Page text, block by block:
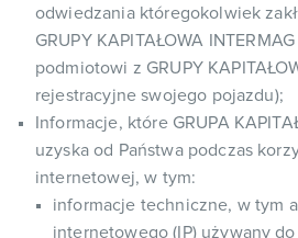
odwiedzania któregokolwiek
GRUPY KAPITAŁOWA
podmiotowi z GRUPY
rejestracyjne swojego pojazdu);
Informacje, które GRUPA
uzyska od Państwa podczas
internetowej, w tym:
informacje techniczne, w tym
internetowego (IP) używany